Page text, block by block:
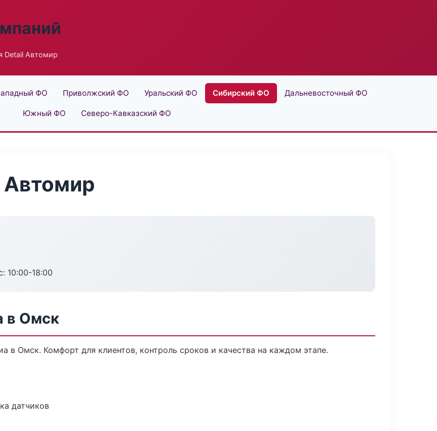
Detail Автомир
ФО Приволжский ФО Уральский ФО Сибирский ФО Дальневосточный ФО
Южный ФО Северо-Кавказский ФО
Автомир
10:00-18:00
в Омск
в Омск. Комфорт для клиентов, контроль сроков и качества на каждом этапе.
датчиков